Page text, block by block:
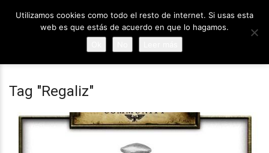
Tag "Regaliz"
Utilizamos cookies como todo el resto de internet. Si usas esta
web es que estás de acuerdo en que lo hagamos.